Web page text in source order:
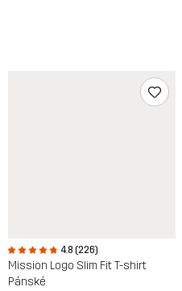
4.8 (226)
Mission Logo Slim Fit T-shirt
Pánské